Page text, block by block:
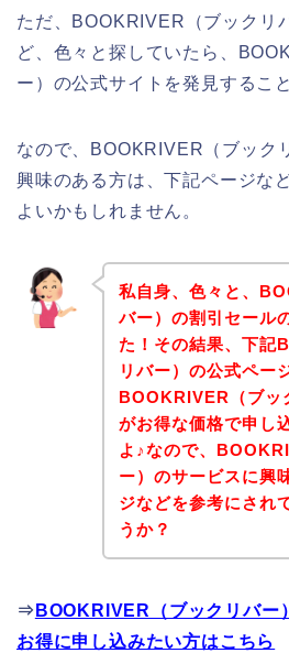
ただ、BOOKRIVER（ブックリ
ど、色々と探していたら、
ー）の公式サイトを発見するこ
なので、BOOKRIVER（ブック
興味のある方は、下記ページな
よいかもしれません。
私自身、色々と、
バー）の割引セール
た！その結果、下記
リバー）の公式ペー
BOOKRIVER（ブッ
がお得な価格で申し
よ♪なので、
ー）のサービスに興
ジなどを参考にされ
うか？
⇒ BOOKRIVER（ブックリバー
お得に申し込みたい方はこちら